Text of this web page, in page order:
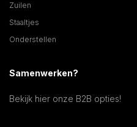
Zuilen
Staaltjes
Onderstellen
Samenwerken?
Bekijk hier onze B2B opties!